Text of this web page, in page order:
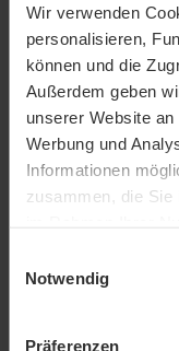
Wir verwenden
personalisieren,
können und die
Außerdem geben
unserer Website
Werbung und
Informationen
zusammen, die Sie
Notwendig
Präferenzen
Summe für die
vorherigen
eigenen
viel Aufwand
die finanziell